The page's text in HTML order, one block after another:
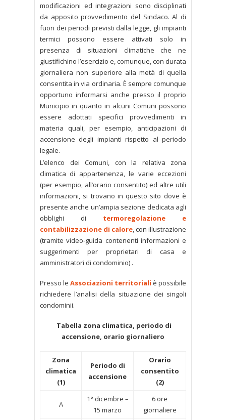
modificazioni ed integrazioni sono disciplinati
da apposito provvedimento del Sindaco. Al di
fuori dei periodi previsti dalla legge, gli impianti
termici possono essere attivati solo in
presenza di situazioni climatiche che ne
giustifichino l’esercizio e, comunque, con durata
giornaliera non superiore alla metà di quella
consentita in via ordinaria. È sempre comunque
opportuno informarsi anche presso il proprio
Municipio in quanto in alcuni Comuni possono
essere adottati specifici provvedimenti in
materia quali, per esempio, anticipazioni di
accensione degli impianti rispetto al periodo
legale.
L’elenco dei Comuni, con la relativa zona
climatica di appartenenza, le varie eccezioni
(per esempio, all’orario consentito) ed altre utili
informazioni, si trovano in questo sito dove è
presente anche un’ampia sezione dedicata agli
obblighi di termoregolazione e
contabilizzazione di calore, con illustrazione
(tramite video-guida contenenti informazioni e
suggerimenti per proprietari di casa e
amministratori di condominio) .
Presso le Associazioni territoriali è possibile
richiedere l’analisi della situazione dei singoli
condominii.
Tabella zona climatica, periodo di
accensione, orario giornaliero
Zona
climatica
(1)
Periodo di
accensione
Orario
consentito
(2)
A
1° dicembre –
15 marzo
6 ore
giornaliere